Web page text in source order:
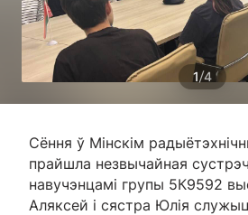
1/4
Сёння ў Мінскім
прайшла незвычайная
навучэнцамі групы 5К9592
Аляксей і сястра Юлія